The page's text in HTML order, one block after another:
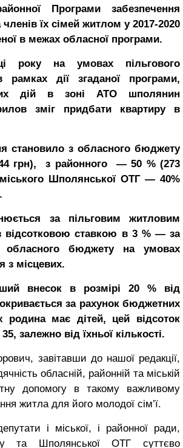
Програми забезпечення
їх сімей житлом у 2017-2020
в межах обласної програми.
року на умовах пільгового
рамках дії згаданої програми,
дій в зоні АТО шполянин
зміг придбати квартиру в
становило з обласного бюджету
грн), з районного — 50 % (273
Шполянської ОТГ — 40%
за пільговим житловим
відсотковою ставкою в 3 % — за
обласного бюджету на умовах
з місцевих.
внесок в розмірі 20 % від
за рахунок бюджетних
має дітей, цей відсоток
залежно від їхньої кількості.
завітавши до нашої редакції,
обласній, районній та міській
допомогу в такому важливому
житла для його молодої сім’ї.
і міської, і районної ради,
та Шполянської ОТГ суттєво